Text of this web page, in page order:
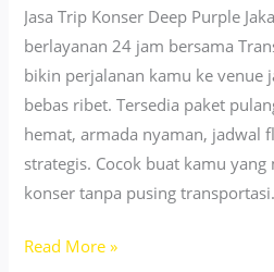
Jasa Trip Konser Deep Purple
berlayanan 24 jam bersama
bikin perjalanan kamu ke venue
bebas ribet. Tersedia paket
hemat, armada nyaman, jadwal
strategis. Cocok buat kamu
konser tanpa pusing
Jasa
Read More »